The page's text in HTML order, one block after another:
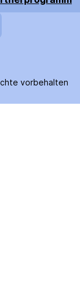
vorbehalten